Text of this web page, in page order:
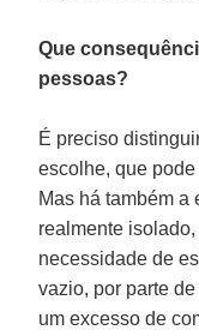
Que
pessoas?
É preciso
escolhe, que
Mas há também
realmente
necessidade de
vazio, por parte
um excesso de